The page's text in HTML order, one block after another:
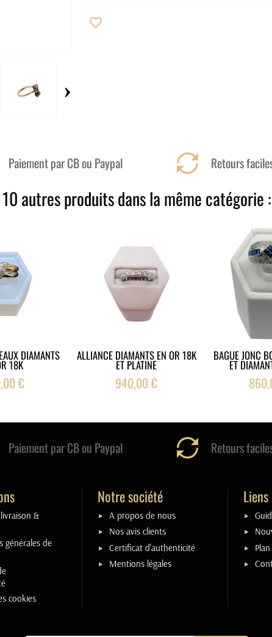
›
favorite_border
Paiement par CB ou Paypal Retours
10 autres produits dans la même catégorie :
DIAMANTS
18K
€
ALLIANCE DIAMANTS EN OR 18K
ET PLATINE
940,00 €
BAGUE JONC
ET
Paiement par CB ou Paypal Retours
&
générales de
cookies
Notre société
A propos de nous
Nos avis clients
Certificat d'authenticité
Mentions légales